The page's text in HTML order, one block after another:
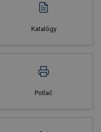
Katalógy
Potlač